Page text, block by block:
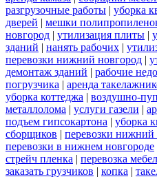
разгрузочные работы | уборка
дверей | мешки
новгород | утилизация плиты |
зданий | нанять рабочих |
перевозки нижний новгород |
демонтаж зданий | рабочие
погрузчика | аренда
уборка коттеджа | воздушно-
металлолома | услуги газели |
подъем гипсокартона | уборка
сборщиков | перевозки нижний
перевозки в нижнем новгороде
стрейч пленка | перевозка
заказать грузчиков | копка |